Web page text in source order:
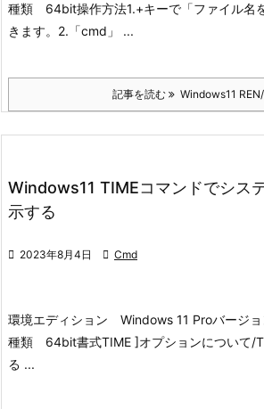
種類 64bit操作方法1.+キーで「ファイル名
きます。 2.「cmd」 ...
記事を読む Windows11 REN/
Windows11 TIMEコマンドでシス
示する
 2023年8月4日  Cmd
環境エディション Windows 11 Proバージ
種類 64bit書式TIME ]オプションについて/
る ...